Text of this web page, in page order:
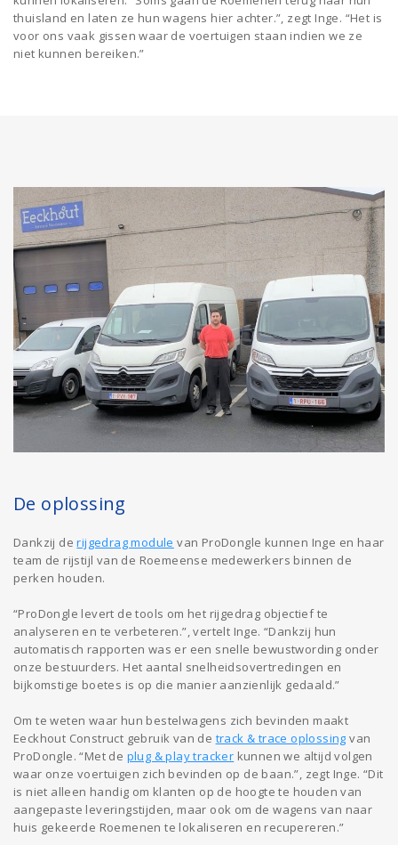
thuisland en laten ze hun wagens hier achter.”, zegt Inge. “Het is
voor ons vaak gissen waar de voertuigen staan indien we ze
niet kunnen bereiken.”
De oplossing
Dankzij derijgedrag module van ProDongle kunnen Inge en haar
team de rijstijl van de Roemeense medewerkers binnen de
perken houden.
“ProDongle levert de tools om het rijgedrag objectief te
analyseren en te verbeteren.”, vertelt Inge. “Dankzij hun
automatisch rapporten was er een snelle bewustwording onder
onze bestuurders. Het aantal snelheidsovertredingen en
bijkomstige boetes is op die manier aanzienlijk gedaald.”
Om te weten waar hun bestelwagens zich bevinden maakt
Eeckhout Construct gebruik van de track & trace oplossing van
ProDongle. “Met de plug & play tracker kunnen we altijd volgen
waar onze voertuigen zich bevinden op de baan.”, zegt Inge. “Dit
is niet alleen handig om klanten op de hoogte te houden van
aangepaste leveringstijden, maar ook om de wagens van naar
huis gekeerde Roemenen te lokaliseren en recupereren.”